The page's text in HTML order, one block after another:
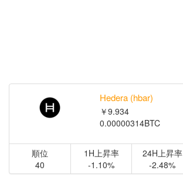
Hedera (hbar)
￥9.934
0.00000314BTC
順位
40
1H上昇率
-1.10%
24H上昇率
-2.48%